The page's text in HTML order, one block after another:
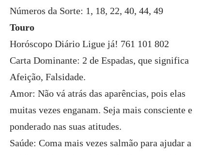
Números da Sorte: 1, 18, 22, 40, 44, 49
Touro
Horóscopo Diário Ligue já! 761 101 802
Carta Dominante: 2 de Espadas, que significa
Afeição, Falsidade.
Amor: Não vá atrás das aparências, pois elas
muitas vezes enganam. Seja mais consciente e
ponderado nas suas atitudes.
Saúde: Coma mais vezes salmão para ajudar a